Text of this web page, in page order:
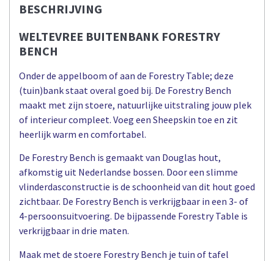
BESCHRIJVING
WELTEVREE BUITENBANK FORESTRY
BENCH
Onder de appelboom of aan de Forestry Table; deze
(tuin)bank staat overal goed bij. De Forestry Bench
maakt met zijn stoere, natuurlijke uitstraling jouw plek
of interieur compleet. Voeg een Sheepskin toe en zit
heerlijk warm en comfortabel.
De Forestry Bench is gemaakt van Douglas hout,
afkomstig uit Nederlandse bossen. Door een slimme
vlinderdasconstructie is de schoonheid van dit hout goed
zichtbaar. De Forestry Bench is verkrijgbaar in een 3- of
4-persoonsuitvoering. De bijpassende Forestry Table is
verkrijgbaar in drie maten.
Maak met de stoere Forestry Bench je tuin of tafel